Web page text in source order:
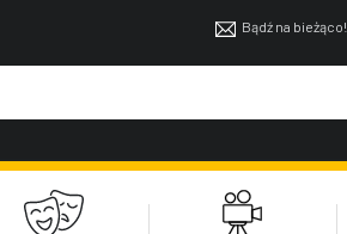
Bądź na bieżąco!